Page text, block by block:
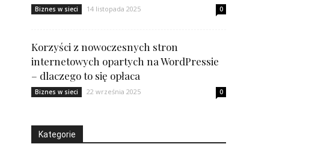
Biznes w sieci 14 listopada 2025 0
Korzyści z nowoczesnych stron
internetowych opartych na WordPressie
– dlaczego to się opłaca
Biznes w sieci 22 września 2025 0
Kategorie